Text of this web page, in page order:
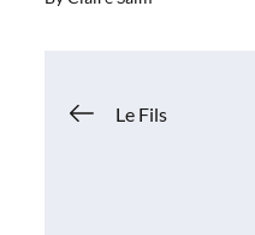
Navigation
Le Fils